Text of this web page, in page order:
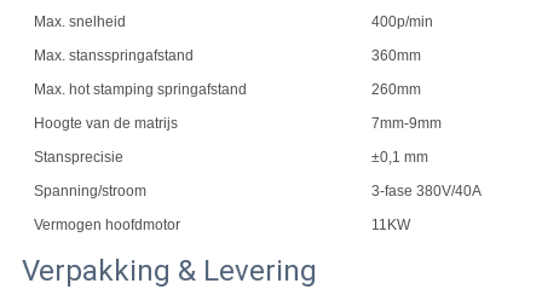
Max. snelheid
400p/min
Max. stansspringafstand
360mm
Max. hot stamping springafstand
260mm
Hoogte van de matrijs
7mm-9mm
Stansprecisie
±0,1 mm
Spanning/stroom
3-fase 380V/40A
Vermogen hoofdmotor
11KW
Verpakking & Levering